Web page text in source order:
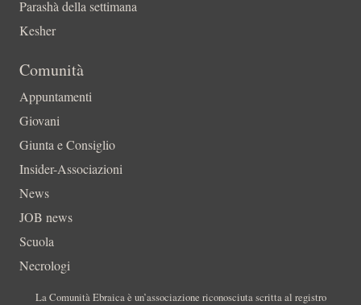
Parashà della settimana
Kesher
Comunità
Appuntamenti
Giovani
Giunta e Consiglio
Insider-Associazioni
News
JOB news
Scuola
Necrologi
La Comunità Ebraica è un’associazione riconosciuta scritta al registro